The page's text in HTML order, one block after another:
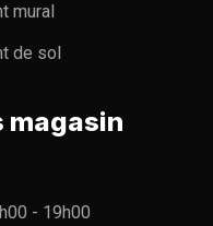
mural
de sol
magasin
- 19h00